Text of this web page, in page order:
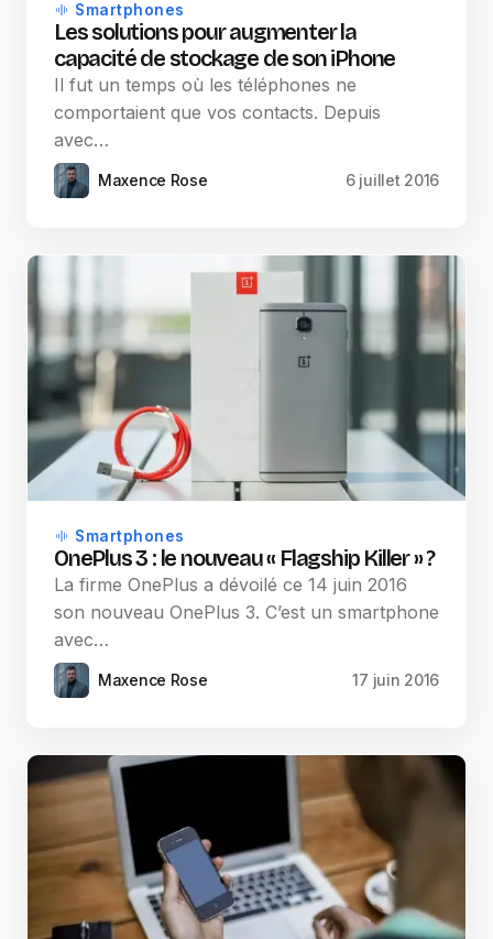
Smartphones
Les solutions pour augmenter la
capacité de stockage de son iPhone
Il fut un temps où les téléphones ne
comportaient que vos contacts. Depuis
avec…
Maxence Rose 6 juillet 2016
Smartphones
OnePlus 3 : le nouveau « Flagship Killer » ?
La firme OnePlus a dévoilé ce 14 juin 2016
son nouveau OnePlus 3. C’est un smartphone
avec…
Maxence Rose 17 juin 2016